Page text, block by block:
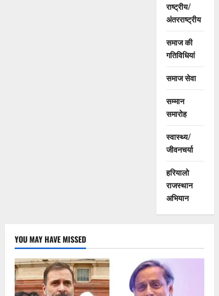
राष्ट्रीय/
अंतरराष्ट्रीय
समाज की
गतिविधियां
समाज सेवा
सम्मान
समारोह
स्वास्थ्य/
जीवनचर्या
हरियालो
राजस्थान
अभियान
YOU MAY HAVE MISSED